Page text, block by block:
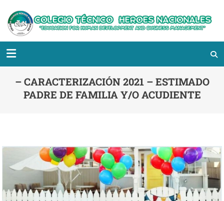
– CARACTERIZACIÓN 2021 – ESTIMADO
PADRE DE FAMILIA Y/O ACUDIENTE